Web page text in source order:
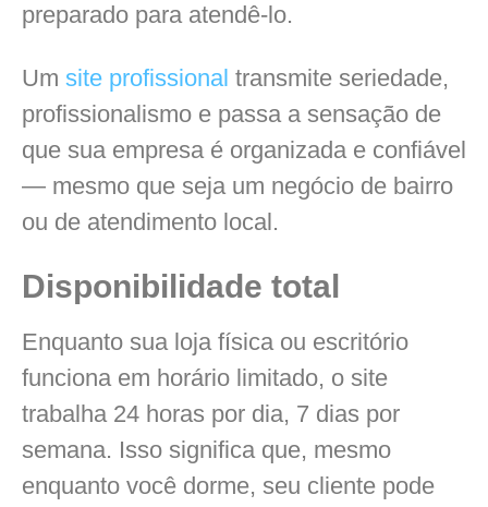
preparado para atendê-lo.
Um site profissional transmite seriedade,
profissionalismo e passa a sensação de
que sua empresa é organizada e confiável
— mesmo que seja um negócio de bairro
ou de atendimento local.
Disponibilidade total
Enquanto sua loja física ou escritório
funciona em horário limitado, o site
trabalha 24 horas por dia, 7 dias por
semana. Isso significa que, mesmo
enquanto você dorme, seu cliente pode